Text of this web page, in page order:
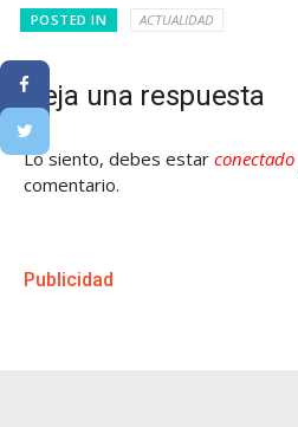
POSTED IN ACTUALIDAD
Deja una respuesta
Lo siento, debes estar conectado
comentario.
Publicidad